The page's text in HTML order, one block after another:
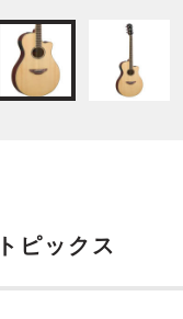
トピックス